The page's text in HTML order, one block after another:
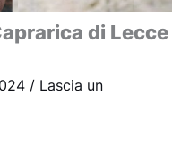
di Lecce
/ Lascia un